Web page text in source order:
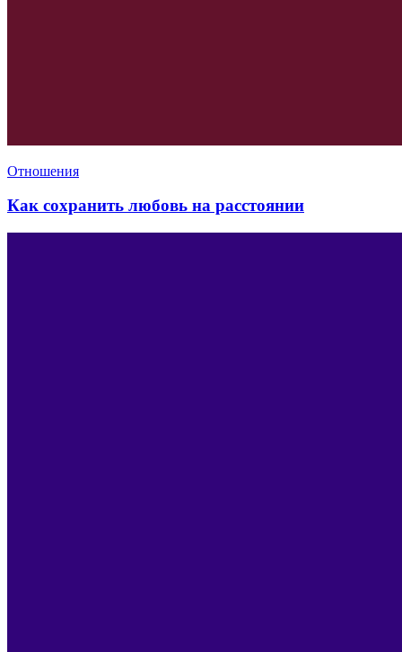
Отношения
Как сохранить любовь на расстоянии